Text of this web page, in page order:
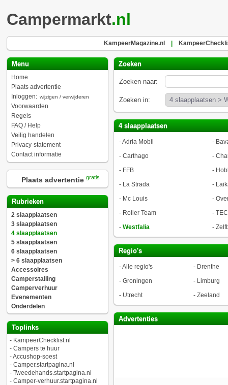
Campermarkt.nl
KampeerMagazine.nl
Menu
Home
Plaats advertentie
Inloggen: wijzigen / verwijderen
Voorwaarden
Regels
FAQ / Help
Veilig handelen
Privacy-statement
Contact informatie
Plaats advertentie gratis
Rubrieken
2 slaapplaatsen
3 slaapplaatsen
4 slaapplaatsen
5 slaapplaatsen
6 slaapplaatsen
> 6 slaapplaatsen
Accessoires
Camperstalling
Camperverhuur
Evenementen
Onderdelen
Toplinks
- KampeerChecklist.nl
- Campers te huur
-Accushop-soest
- Camper.startpagina.nl
- Tweedehands.startpagina.nl
- Camper-verhuur.startpagina.nl
Zoeken
Zoeken naar:
Zoeken in:
4 slaapplaatsen
-Adria Mobil -
- Carthago -
- FFB -
- La Strada -
- Mc Louis -
- Roller Team - TEC
- Westfalia -
Regio's
-Alle regio's - Drenthe
- Groningen - Limburg
- Utrecht - Zeeland
Advertenties